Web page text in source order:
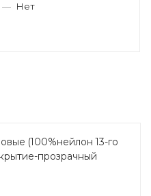
— Нет
(100%нейлон 13-го
прозрачный